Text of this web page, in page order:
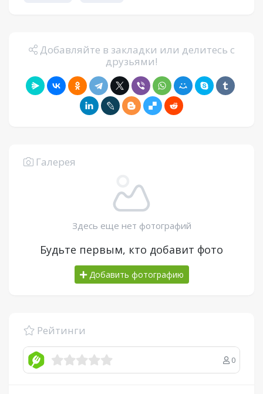
Добавляйте в закладки или делитесь с
друзьями!
Галерея
Здесь еще нет фотографий
Будьте первым, кто добавит фото
Добавить фотографию
Рейтинги
0